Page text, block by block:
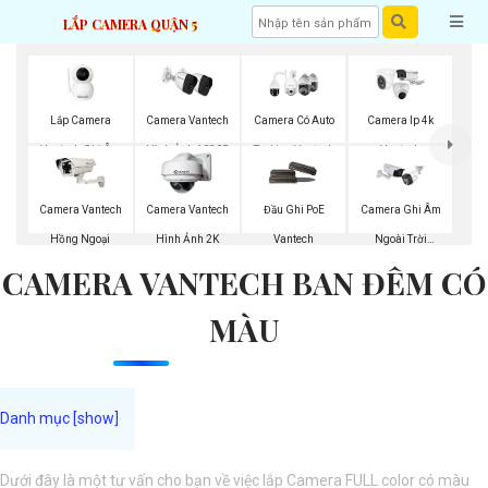
LẮP CAMERA QUẬN 5
Lắp Camera
Vantech Ghi Âm
Camera Vantech
Hình Ảnh 1080P
Camera Có Auto
Traking Vantech
Camera Ip 4k
Vantech
Camera Vantech
Hồng Ngoại
Camera Vantech
Hình Ảnh 2K
Đầu Ghi PoE
Vantech
Camera Ghi Âm
Ngoài Trời
Kbvision
CAMERA VANTECH BAN ĐÊM CÓ
MÀU
Dưới đây là một tư vấn cho bạn về việc lắp Camera FULL color có màu